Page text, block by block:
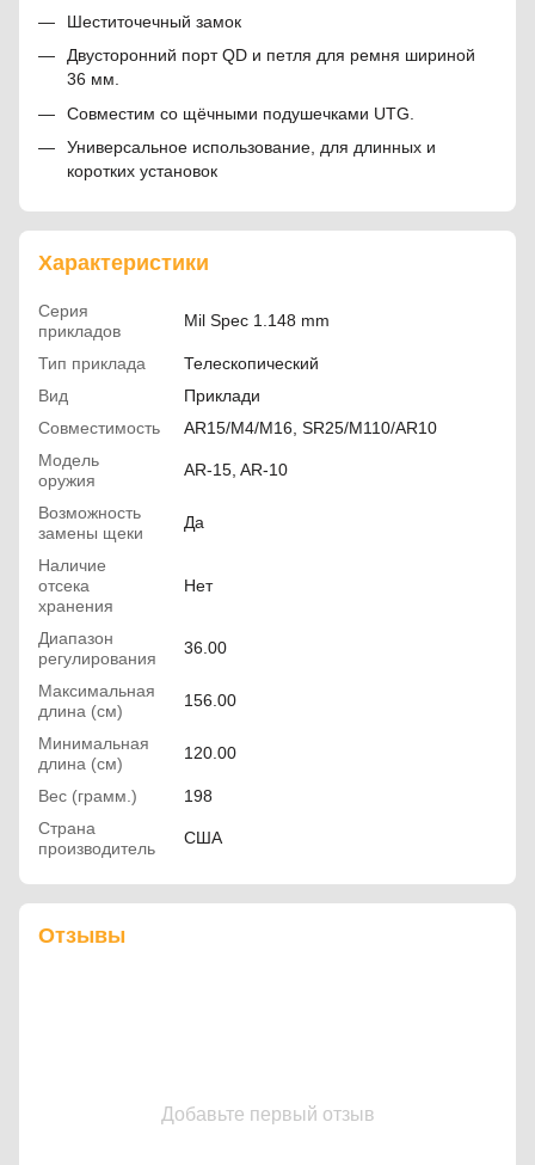
Шеститочечный замок
Двусторонний порт QD и петля для ремня шириной
36 мм.
Совместим со щёчными подушечками UTG.
Универсальное использование, для длинных и
коротких установок
Характеристики
Серия
прикладов
Mil Spec 1.148 mm
Тип приклада
Телескопический
Вид
Приклади
Совместимость
AR15/M4/M16, SR25/M110/AR10
Модель
оружия
AR-15, AR-10
Возможность
замены щеки
Да
Наличие
отсека
хранения
Нет
Диапазон
регулирования
36.00
Максимальная
длина (см)
156.00
Минимальная
длина (см)
120.00
Вес (грамм.)
198
Страна
производитель
США
Отзывы
Добавьте первый отзыв